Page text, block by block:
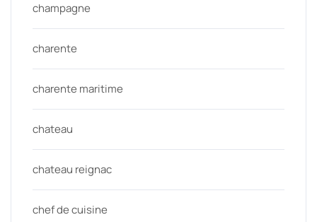
champagne
charente
charente maritime
chateau
chateau reignac
chef de cuisine